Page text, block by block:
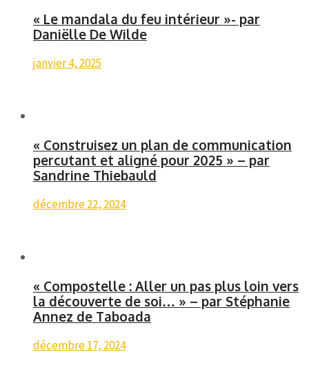
« Le mandala du feu intérieur »- par
Daniëlle De Wilde
janvier 4, 2025
« Construisez un plan de communication
percutant et aligné pour 2025 » – par
Sandrine Thiebauld
décembre 22, 2024
« Compostelle : Aller un pas plus loin vers
la découverte de soi… » – par Stéphanie
Annez de Taboada
décembre 17, 2024